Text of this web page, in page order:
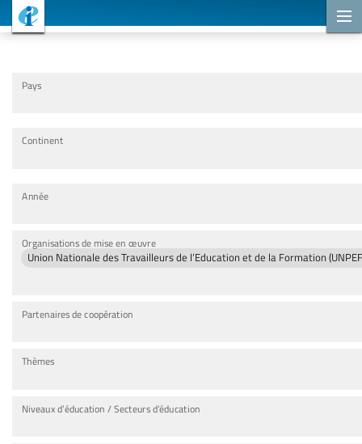
Pays
Continent
Année
Organisations de mise en œuvre
Union Nationale des Travailleurs de l’Education et de la Formation
Partenaires de coopération
Thèmes
Niveaux d’éducation / Secteurs d’éducation